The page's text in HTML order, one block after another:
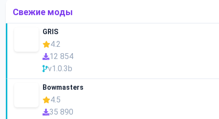
Свежие моды
GRIS
4.2
12 854
v1.0.3b
Bowmasters
4.5
35 890